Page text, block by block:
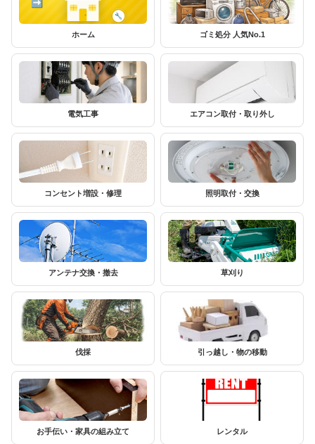
ホーム ゴミ処分 人気No.1
電気工事 エアコン取付・取り外し
コンセント増設・修理 照明取付・交換
アンテナ交換・撤去 草刈り
伐採 引っ越し・物の移動
お手伝い・家具の組み立て レンタル